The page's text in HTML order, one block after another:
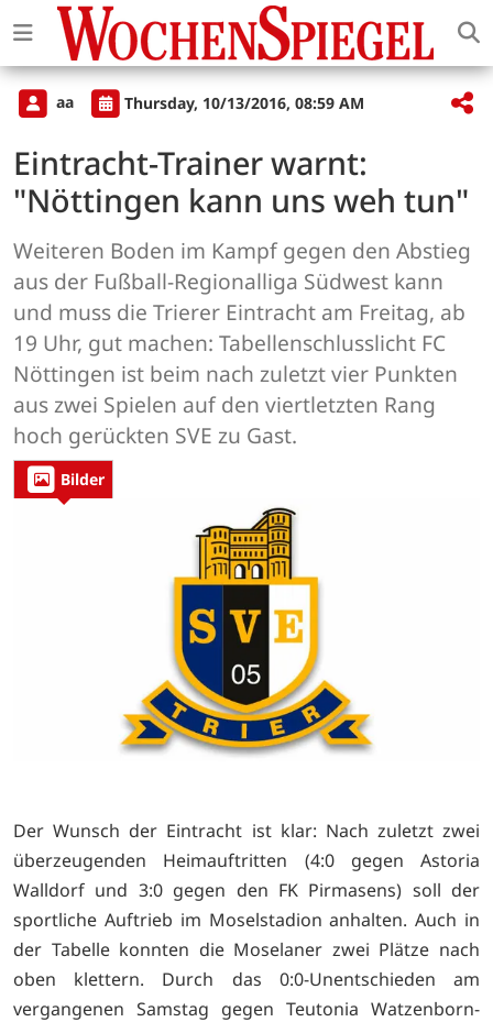
aa Thursday, 10/13/2016, 08:59 AM
Eintracht-Trainer warnt:
"Nöttingen kann uns weh tun"
Weiteren Boden im Kampf gegen den Abstieg
aus der Fußball-Regionalliga Südwest kann
und muss die Trierer Eintracht am Freitag, ab
19 Uhr, gut machen: Tabellenschlusslicht FC
Nöttingen ist beim nach zuletzt vier Punkten
aus zwei Spielen auf den viertletzten Rang
hoch gerückten SVE zu Gast.
Bilder
Der Wunsch der Eintracht ist klar: Nach zuletzt zwei
überzeugenden Heimauftritten (4:0 gegen Astoria
Walldorf und 3:0 gegen den FK Pirmasens) soll der
sportliche Auftrieb im Moselstadion anhalten. Auch in
der Tabelle konnten die Moselaner zwei Plätze nach
oben klettern. Durch das 0:0-Unentschieden am
vergangenen Samstag gegen Teutonia Watzenborn-